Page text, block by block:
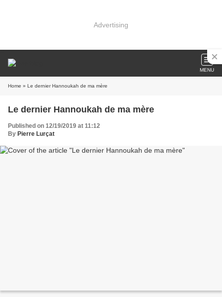
Advertising
MENU
Home » Le dernier Hannoukah de ma mère
Le dernier Hannoukah de ma mère
Published on 12/19/2019 at 11:12
By Pierre Lurçat